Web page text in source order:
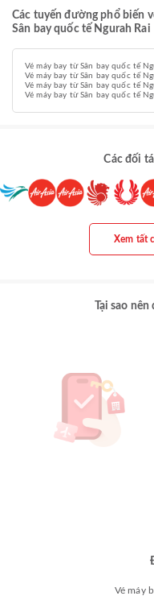
Các tuyến đường phổ biến
Sân bay quốc tế Ngurah Rai
Vé máy bay từ Sân bay quốc tế
Vé máy bay từ Sân bay quốc tế
Vé máy bay từ Sân bay quốc tế
Vé máy bay từ Sân bay quốc tế
Các đối
Xem tất
Tại sao
Vé máy